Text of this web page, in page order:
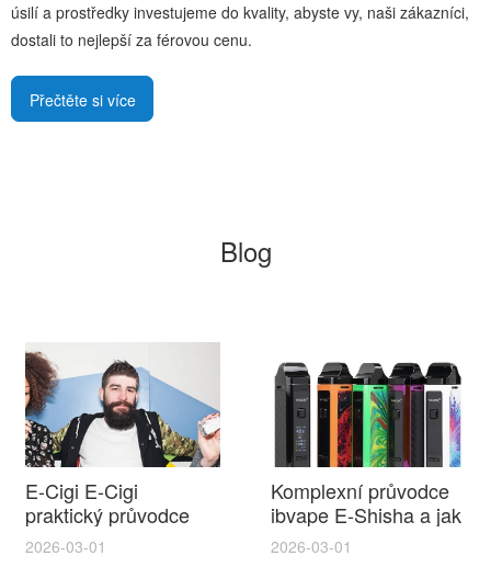
úsilí a prostředky investujeme do kvality, abyste vy, naši zákazníci,
dostali to nejlepší za férovou cenu.
Přečtěte si více
Blog
E-Cigi E-Cigi
praktický průvodce
kde je yakayanz kourit
2026-03-01
Komplexní průvodce
ibvape E-Shisha a jak
vybrat ideální likvid do
2026-03-01